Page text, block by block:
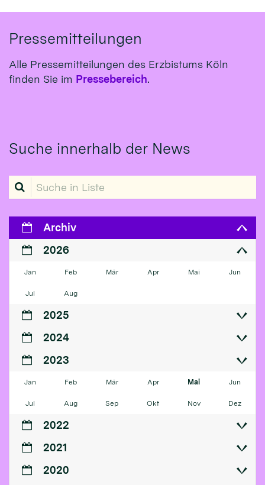
Pressemitteilungen
Alle Pressemitteilungen des Erzbistums Köln
finden Sie im Pressebereich.
Suche innerhalb der News
Suche in Liste
Archiv
2026
Jan Feb Mär Apr Mai Jun
Jul Aug
2025
2024
2023
Jan Feb Mär Apr Mai Jun
Jul Aug Sep Okt Nov Dez
2022
2021
2020